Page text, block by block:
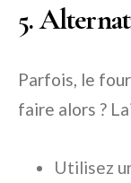
5.
Parfois, le
faire alors ?
Utilisez